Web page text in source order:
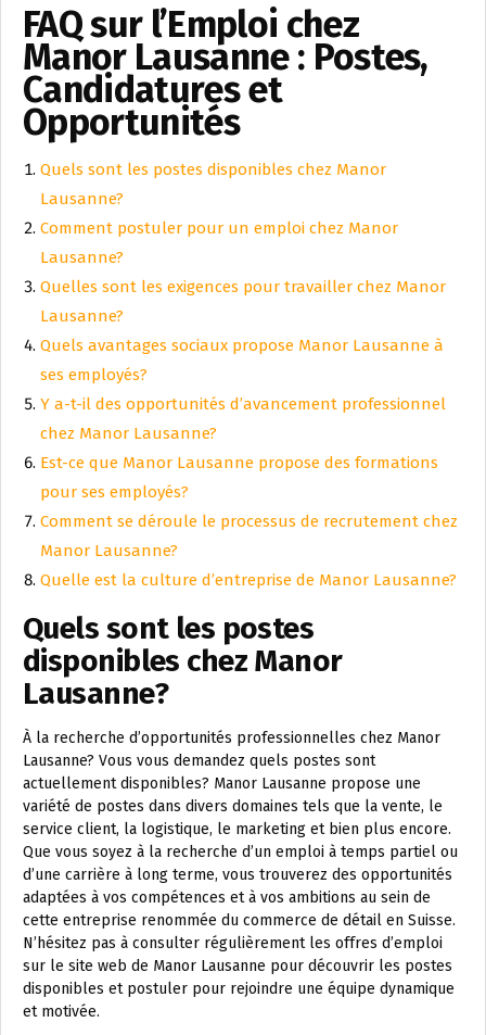
FAQ sur l’Emploi chez
Manor Lausanne : Postes,
Candidatures et
Opportunités
Quels sont les postes disponibles chez Manor
Lausanne?
Comment postuler pour un emploi chez Manor
Lausanne?
Quelles sont les exigences pour travailler chez Manor
Lausanne?
Quels avantages sociaux propose Manor Lausanne à
ses employés?
Y a-t-il des opportunités d’avancement professionnel
chez Manor Lausanne?
Est-ce que Manor Lausanne propose des formations
pour ses employés?
Comment se déroule le processus de recrutement chez
Manor Lausanne?
Quelle est la culture d’entreprise de Manor Lausanne?
Quels sont les postes
disponibles chez Manor
Lausanne?
À la recherche d’opportunités professionnelles chez Manor
Lausanne? Vous vous demandez quels postes sont
actuellement disponibles? Manor Lausanne propose une
variété de postes dans divers domaines tels que la vente, le
service client, la logistique, le marketing et bien plus encore.
Que vous soyez à la recherche d’un emploi à temps partiel ou
d’une carrière à long terme, vous trouverez des opportunités
adaptées à vos compétences et à vos ambitions au sein de
cette entreprise renommée du commerce de détail en Suisse.
N’hésitez pas à consulter régulièrement les offres d’emploi
sur le site web de Manor Lausanne pour découvrir les postes
disponibles et postuler pour rejoindre une équipe dynamique
et motivée.